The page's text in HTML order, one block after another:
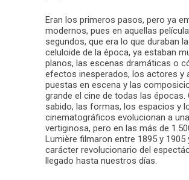
Eran los primeros pasos, pero ya
modernos, pues en aquellas
segundos, que era lo que duraban
celuloide de la época, ya estaban
planos, las escenas dramáticas o
efectos inesperados, los actores y
puestas en escena y las
grande el cine de todas las épocas.
sabido, las formas, los espacios y
cinematográficos evolucionan a
vertiginosa, pero en las más de
Lumière filmaron entre 1895 y 1905
carácter revolucionario del
llegado hasta nuestros días.